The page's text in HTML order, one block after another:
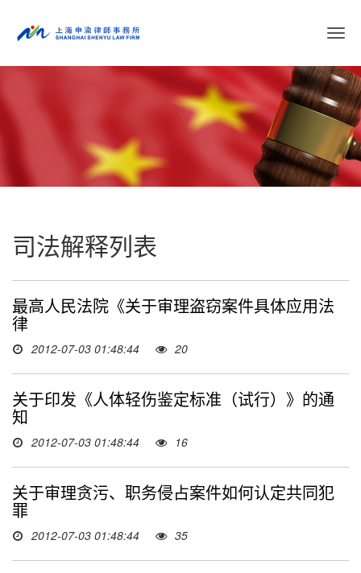
切
导
航
司法解释列表
最高人民法院《关于审理盗窃案件具体应用法
律
2012-07-03 01:48:44 20
关于印发《人体轻伤鉴定标准（试行）》的通
知
2012-07-03 01:48:44 16
关于审理贪污、职务侵占案件如何认定共同犯
罪
2012-07-03 01:48:44 35